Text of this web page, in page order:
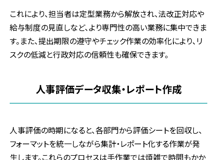
これにより、担当者は定型業務から解放され、法改正対応や
給与制度の見直しなど、より専門性の高い業務に集中できま
す。また、提出期限の遵守やチェック作業の効率化により、リ
スクの低減と行政対応の信頼性も確保できます。
人事評価データ収集・レポート作成
人事評価の時期になると、各部門から評価シートを回収し、
フォーマットを統一しながら集計・レポート化する作業が発
生します。これらのプロセスは手作業では煩雑で時間もかか